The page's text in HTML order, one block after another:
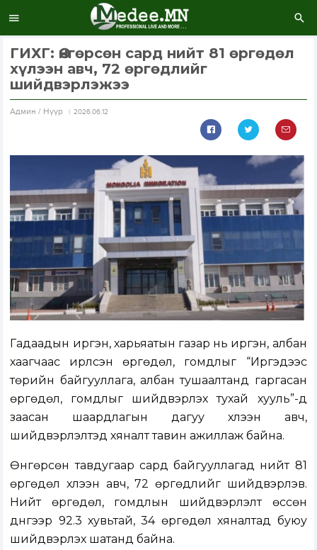
ГИХГ: Өнгөрсөн сард нийт 81 өргөдөл
хүлээн авч, 72 өргөдлийг
шийдвэрлэжээ
Aдмин / Нүүр 2026.06.12
Гадаадын иргэн, харьяатын газар нь иргэн, албан
хаагчаас ирүүлсэн өргөдөл, гомдлыг “Иргэдээс
төрийн байгууллага, албан тушаалтанд гаргасан
өргөдөл, гомдлыг шийдвэрлэх тухай хууль”-д
заасан шаардлагын дагуу хүлээн авч,
шийдвэрлэлтэд хяналт тавин ажиллаж байна.
Өнгөрсөн тавдугаар сард байгууллагад нийт 81
өргөдөл хүлээн авч, 72 өргөдлийг шийдвэрлэв.
Нийт өргөдөл, гомдлын шийдвэрлэлт өссөн
дүнгээр 92.3 хувьтай, 34 өргөдөл хяналтад буюу
шийдвэрлэх шатанд байна.